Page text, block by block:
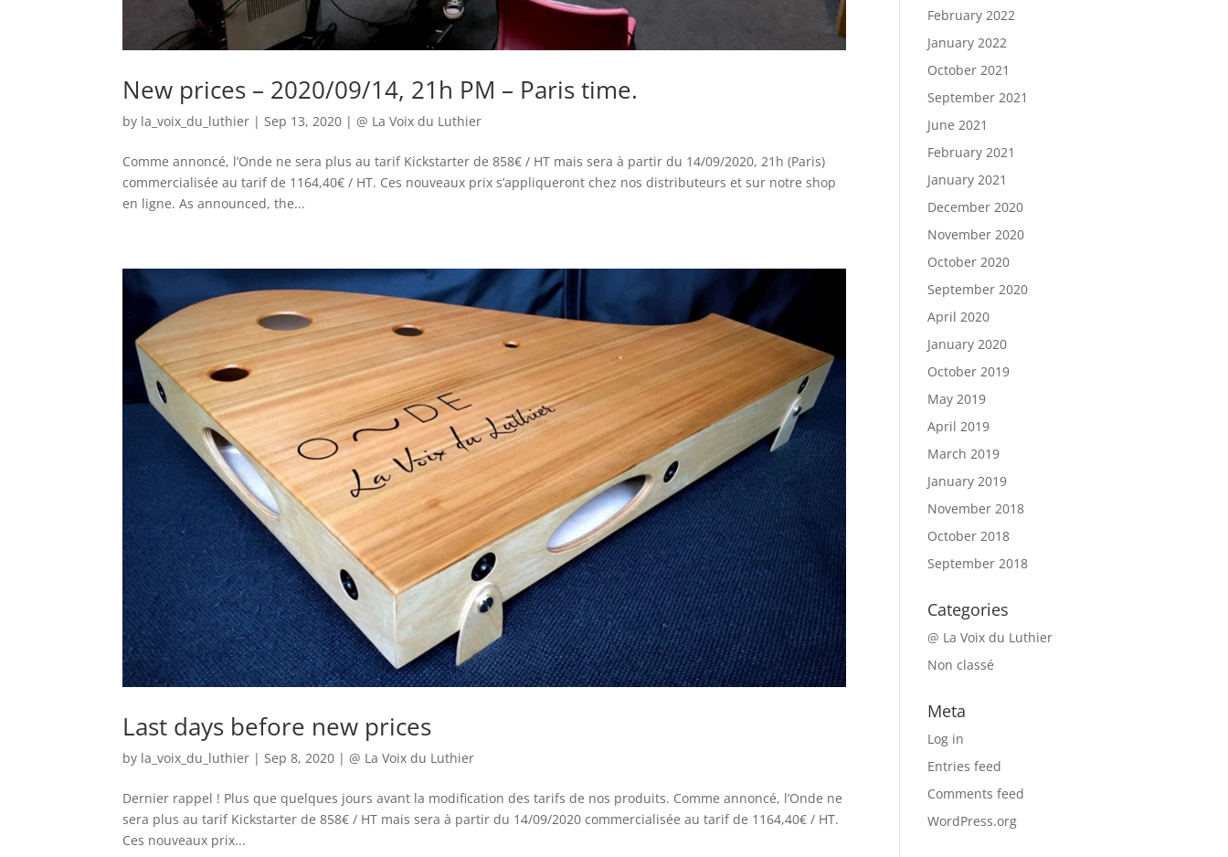
New prices – 2020/09/14, 21h PM – Paris time.
by la_voix_du_luthier | Sep 13, 2020 |@ La Voix du Luthier
Comme annoncé, l’Onde ne sera plus au tarif Kickstarter de 858€ / HT mais sera à partir du 14/09/2020, 21h (Paris)
commercialisée au tarif de 1164,40€ / HT. Ces nouveaux prix s’appliqueront chez nos distributeurs et sur notre shop
en ligne. As announced, the...
Last days before new prices
by la_voix_du_luthier | Sep 8, 2020 |@ La Voix du Luthier
Dernier rappel ! Plus que quelques jours avant la modification des tarifs de nos produits. Comme annoncé, l’Onde ne
sera plus au tarif Kickstarter de 858€ / HT mais sera à partir du 14/09/2020 commercialisée au tarif de 1164,40€ / HT.
Ces nouveaux prix...
February 2022
January 2022
October 2021
September 2021
June 2021
February 2021
January 2021
December 2020
November 2020
October 2020
September 2020
April 2020
January 2020
October 2019
May 2019
April 2019
March 2019
January 2019
November 2018
October 2018
September 2018
Categories
@ La Voix du Luthier
Non classé
Meta
Log in
Entries feed
Comments feed
WordPress.org